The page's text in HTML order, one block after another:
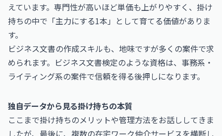
えています。専門性が高いほど単価も上がりやすく、掛け
持ちの中で「主力にする1本」として育てる価値がありま
す。
ビジネス文書の作成スキルも、地味ですが多くの案件で求
められます。 ビジネス文書検定のような資格は、事務系・
ライティング系の案件で信頼を得る後押しになります。
独自データから見る掛け持ちの本質
ここまで掛け持ちのメリットや管理方法をお話ししてきま
したが、最後に、複数の在宅ワーク仲介サービスを横断し